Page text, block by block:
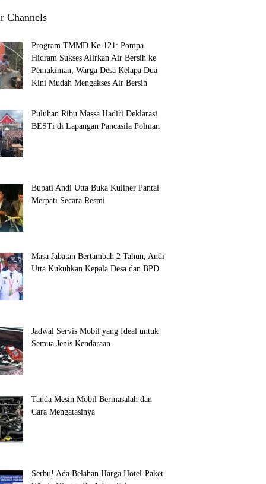
Channels
Program TMMD Ke-121: Pompa
Hidram Sukses Alirkan Air Bersih ke
Pemukiman, Warga Desa Kelapa Dua
Kini Mudah Mengakses Air Bersih
Puluhan Ribu Massa Hadiri Deklarasi
BESTi di Lapangan Pancasila Polman
Bupati Andi Utta Buka Kuliner Pantai
Merpati Secara Resmi
Masa Jabatan Bertambah 2 Tahun, Andi
Utta Kukuhkan Kepala Desa dan BPD
Jadwal Servis Mobil yang Ideal untuk
Semua Jenis Kendaraan
Tanda Mesin Mobil Bermasalah dan
Cara Mengatasinya
Serbu! Ada Belahan Harga Hotel-Paket